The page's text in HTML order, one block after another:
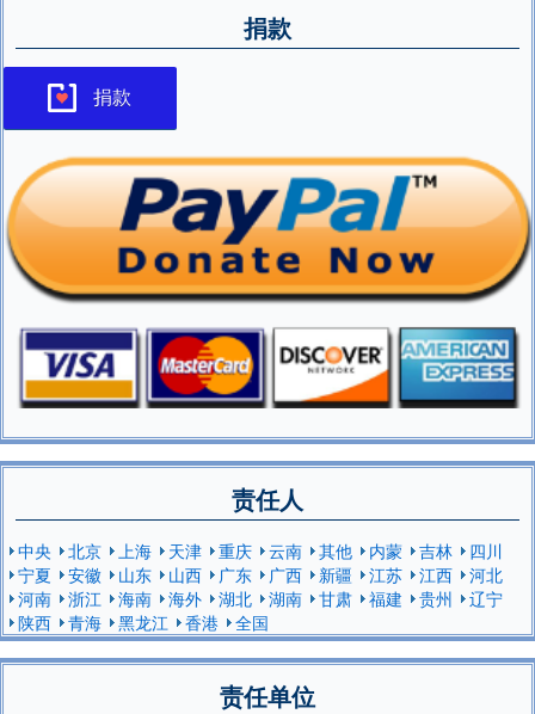
捐款
捐款
责任人
中央 北京 上海 天津 重庆 云南 其他 内蒙 吉林
四川
宁夏
安徽 山东 山西 广东 广西 新疆 江苏 江西
河北
河南
浙江 海南 海外 湖北 湖南 甘肃 福建 贵州
辽宁
陕西
青海 黑龙江 香港 全国
责任单位